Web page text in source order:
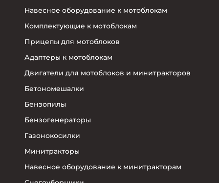
Навесное оборудование к мотоблокам
Комплектующие к мотоблокам
Прицепы для мотоблоков
Адаптеры к мотоблокам
Двигатели для мотоблоков и минитракторов
Бетономешалки
Бензопилы
Бензогенераторы
Газонокосилки
Минитракторы
Навесное оборудование к минитракторам